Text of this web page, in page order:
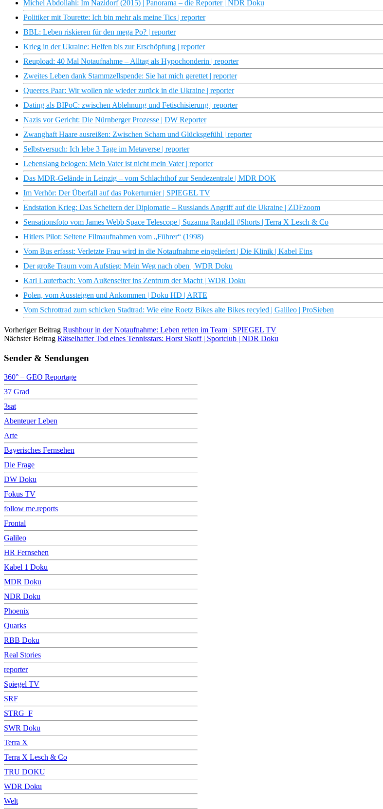
Michel Abdollahi: Im Nazidorf (2015) | Panorama – die Reporter | NDR Doku
Politiker mit Tourette: Ich bin mehr als meine Tics | reporter
BBL: Leben riskieren für den mega Po? | reporter
Krieg in der Ukraine: Helfen bis zur Erschöpfung | reporter
Reupload: 40 Mal Notaufnahme – Alltag als Hypochonderin | reporter
Zweites Leben dank Stammzellspende: Sie hat mich gerettet | reporter
Queeres Paar: Wir wollen nie wieder zurück in die Ukraine | reporter
Dating als BIPoC: zwischen Ablehnung und Fetischisierung | reporter
Nazis vor Gericht: Die Nürnberger Prozesse | DW Reporter
Zwanghaft Haare ausreißen: Zwischen Scham und Glücksgefühl | reporter
Selbstversuch: Ich lebe 3 Tage im Metaverse | reporter
Lebenslang belogen: Mein Vater ist nicht mein Vater | reporter
Das MDR-Gelände in Leipzig – vom Schlachthof zur Sendezentrale | MDR DOK
Im Verhör: Der Überfall auf das Pokerturnier | SPIEGEL TV
Endstation Krieg: Das Scheitern der Diplomatie – Russlands Angriff auf die Ukraine | ZDFzoom
Sensationsfoto vom James Webb Space Telescope | Suzanna Randall #Shorts | Terra X Lesch & Co
Hitlers Pilot: Seltene Filmaufnahmen vom „Führer“ (1998)
Vom Bus erfasst: Verletzte Frau wird in die Notaufnahme eingeliefert | Die Klinik | Kabel Eins
Der große Traum vom Aufstieg: Mein Weg nach oben | WDR Doku
Karl Lauterbach: Vom Außenseiter ins Zentrum der Macht | WDR Doku
Polen, vom Aussteigen und Ankommen | Doku HD | ARTE
Vom Schrottrad zum schicken Stadtrad: Wie eine Roetz Bikes alte Bikes recyled | Galileo | ProSieben
Vorheriger Beitrag Rushhour in der Notaufnahme: Leben retten im Team | SPIEGEL TV
Nächster Beitrag Rätselhafter Tod eines Tennisstars: Horst Skoff | Sportclub | NDR Doku
Sender & Sendungen
360° – GEO Reportage
37 Grad
3sat
Abenteuer Leben
Arte
Bayerisches Fernsehen
Die Frage
DW Doku
Fokus TV
follow me.reports
Frontal
Galileo
HR Fernsehen
Kabel 1 Doku
MDR Doku
NDR Doku
Phoenix
Quarks
RBB Doku
Real Stories
reporter
Spiegel TV
SRF
STRG_F
SWR Doku
Terra X
Terra X Lesch & Co
TRU DOKU
WDR Doku
Welt